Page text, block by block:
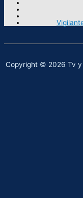
Copyright © 2026 Tv y